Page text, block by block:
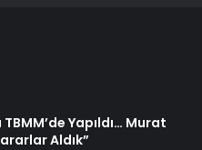
Yapıldı… Murat
Aldık”